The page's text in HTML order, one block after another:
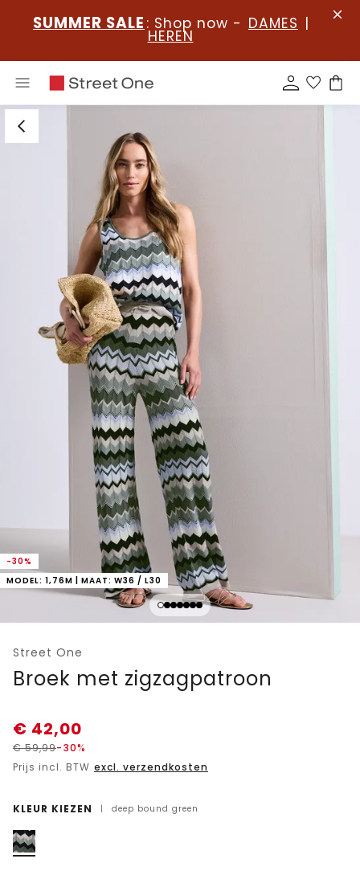
SUMMER SALE : Shop now - DAMES |
HEREN
-30%
MODEL: 1,76M | MAAT: W36 / L30
Street One
Broek met zigzagpatroon
€ 42,00
€59,99-30%
Prijs incl. BTW excl. verzendkosten
KLEUR KIEZEN | deep bound green